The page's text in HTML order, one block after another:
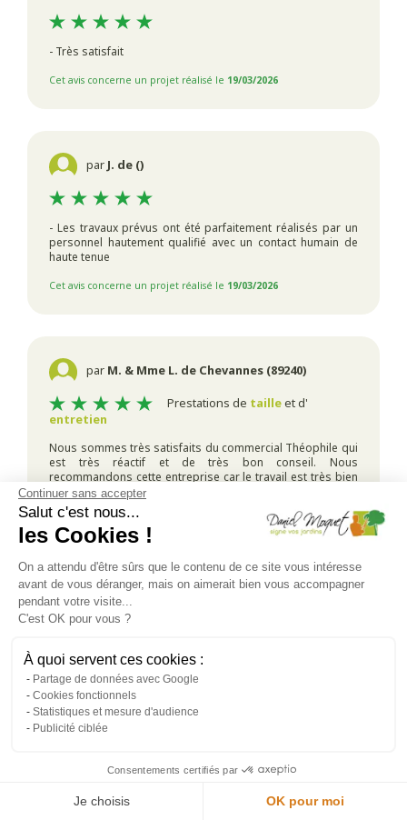
Continuer sans accepter
Salut c'est nous...
les Cookies !
On a attendu d'être sûrs que le contenu de ce site vous intéresse
avant de vous déranger, mais on aimerait bien vous accompagner
pendant votre visite...
C'est OK pour vous ?
À quoi servent ces cookies :
Partage de données avec Google
Cookies fonctionnels
Statistiques et mesure d'audience
Publicité ciblée
Consentements certifiés par
Je choisis OK pour moi
- Très satisfait
Cet avis concerne un projet réalisé le 19/03/2026
par J. de ()
- Les travaux prévus ont été parfaitement réalisés par un
personnel hautement qualifié avec un contact humain de
haute tenue
Cet avis concerne un projet réalisé le 19/03/2026
par M. & Mme L. de Chevannes (89240)
Prestations de tailleet d'
entretien
Nous sommes très satisfaits du commercial Théophile qui
est très réactif et de très bon conseil. Nous
recommandons cette entreprise car le travail est très bien
fait, organisé et très propre par Mr Sainsard Mathias.
Nous recommandons cette entreprise à 100 %.
Cet avis concerne un projet réalisé le 04/03/2026
parG. de ()
- Thibault , de bons conseils et très bon professionnel ,
Alain , un jeune qui promet dans la profession .
Cet avis concerne un projet réalisé le
parP. de ()